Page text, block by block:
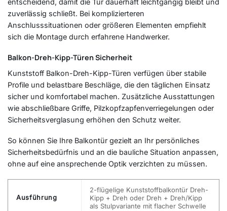
zuverlässig schließt. Bei komplizierteren
Anschlusssituationen oder größeren Elementen empfiehlt
sich die Montage durch erfahrene Handwerker.
Balkon-Dreh-Kipp-Türen Sicherheit
Kunststoff Balkon-Dreh-Kipp-Türen verfügen über stabile
Profile und belastbare Beschläge, die den täglichen Einsatz
sicher und komfortabel machen. Zusätzliche Ausstattungen
wie abschließbare Griffe, Pilzkopfzapfenverriegelungen oder
Sicherheitsverglasung erhöhen den Schutz weiter.
So können Sie Ihre Balkontür gezielt an Ihr persönliches
Sicherheitsbedürfnis und an die bauliche Situation anpassen,
ohne auf eine ansprechende Optik verzichten zu müssen.
Ausführung
2-flügelige Kunststoffbalkontür Dreh-
Kipp + Dreh oder Dreh + Dreh/Kipp
als Stulpvariante mit flacher Schwelle